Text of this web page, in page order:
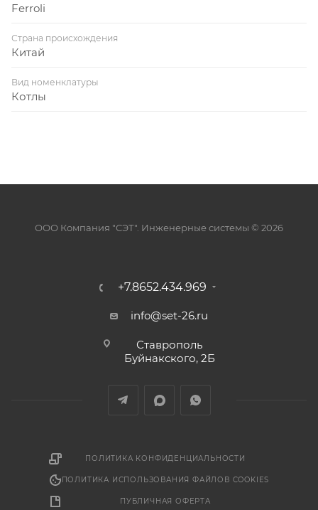
Ferroli
Страна происхождения
Китай
Вид номенклатуры
Котлы
ООО Компания "СЭТ". Инженерные системы © 2026
+7.8652.434.969
info@set-26.ru
Ставрополь
Буйнакского, 2Б
ПОЛИТИКА КОНФИДЕНЦИАЛЬНОСТИ
ПОЛИТИКА ИСПОЛЬЗОВАНИЯ ФАЙЛОВ COOKIES
ПУБЛИЧНАЯ ОФЕРТА